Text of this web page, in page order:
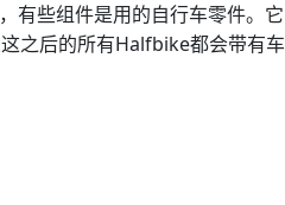
有些组件是用的自行车零件。它
之后的所有Halfbike都会带有车